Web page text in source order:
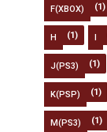
F(XBOX) (1)
H (1) I
J(PS3) (1)
K(PSP) (1)
M(PS3) (1)